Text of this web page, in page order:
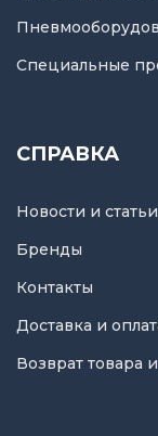
Специальные
СПРАВКА
Новости и статьи
Бренды
Контакты
Доставка и
Возврат товара